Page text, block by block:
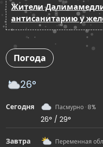
Жители
антисанитарию у
Погода
26°
Сегодня Пасмурно · 8%
26° / 29°
Завтра Переменная